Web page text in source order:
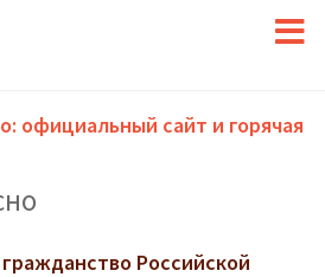
официальный сайт и горячая
Российской